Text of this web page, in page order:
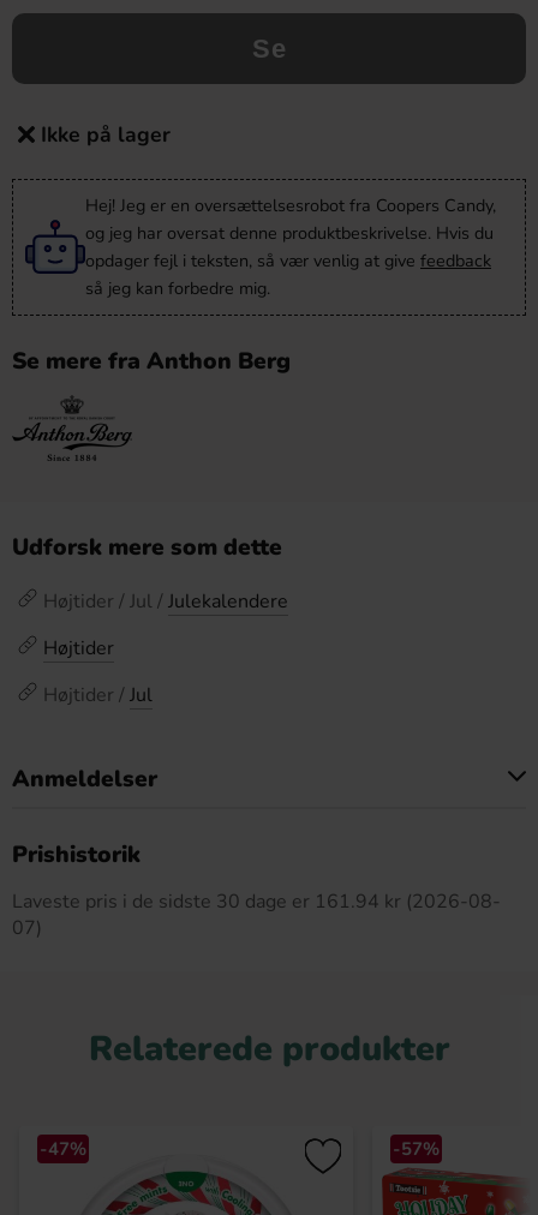
Se
Ikke på lager
Hej! Jeg er en oversættelsesrobot fra Coopers Candy,
og jeg har oversat denne produktbeskrivelse. Hvis du
opdager fejl i teksten, så vær venlig at give feedback
så jeg kan forbedre mig.
Se mere fra Anthon Berg
Udforsk mere som dette
Højtider / Jul / Julekalendere
Højtider
Højtider / Jul
Anmeldelser
Prishistorik
Laveste pris i de sidste 30 dage er 161.94 kr (2026-08-
07)
Relaterede produkter
-47% -57%